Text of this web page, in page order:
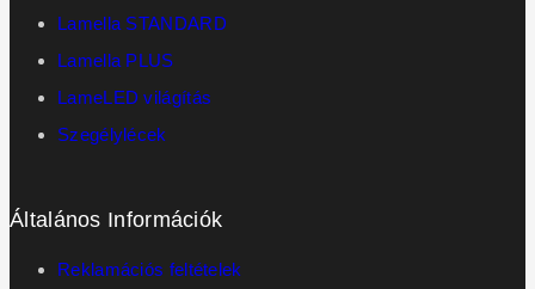
Lamella STANDARD
Lamella PLUS
LameLED világítás
Szegélylécek
Általános Információk
Reklamációs feltételek